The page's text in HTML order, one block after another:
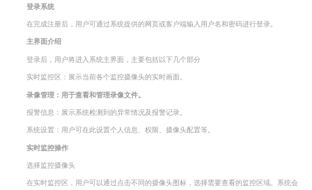
登录系统
在完成注册后，用户可通过系统提供的网页或客户端输入用户名和密码进行登录。
主界面介绍
登录后，用户将进入系统主界面，主要包括以下几个部分
实时监控区：展示当前各个监控摄像头的实时画面。
录像管理：用于查看和管理录像文件。
报警信息：展示系统检测到的异常情况及报警记录。
系统设置：用户可在此设置个人信息、权限、摄像头配置等。
实时监控操作
选择监控摄像头
在实时监控区，用户可以通过点击不同的摄像头图标，选择需要查看的监控区域。系统会